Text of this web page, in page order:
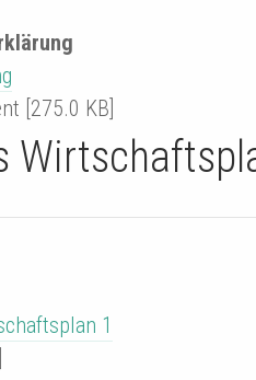
[275.0 KB]
1